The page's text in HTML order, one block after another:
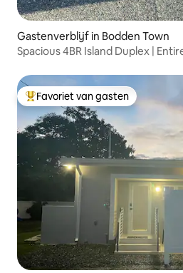
Gastenverblijf in Bodden Town
Spacious 4BR Island Duplex |
Topfavoriet van gasten
Favoriet van gasten